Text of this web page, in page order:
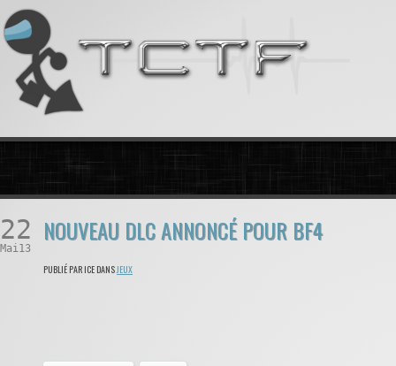
22
Mai13
NOUVEAU DLC ANNONCÉ POUR BF4
PUBLIÉ PAR ICE DANSJEUX